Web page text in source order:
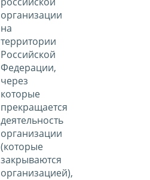
организации
на
территории
Российской
Федерации,
через
которые
прекращается
деятельность
организации
(которые
закрываются
организацией),